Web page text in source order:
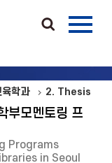
학과 2. Thesis
부모멘토링 프
Programs
in Seoul